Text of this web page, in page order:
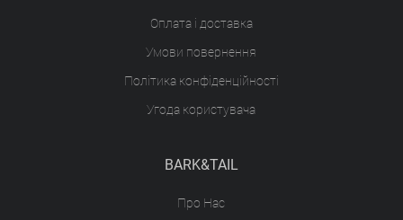
Оплата і доставка
Умови повернення
Політика конфіденційності
Угода користувача
BARK&TAIL
Про Нас